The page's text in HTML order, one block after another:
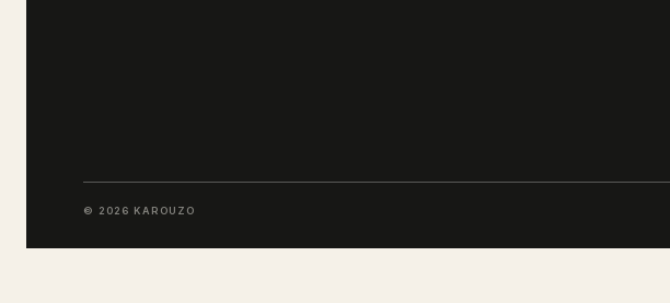
© 2026 KAROUZO